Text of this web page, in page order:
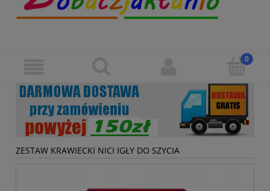
ZESTAW KRAWIECKI NICI IGŁY DO SZYCIA